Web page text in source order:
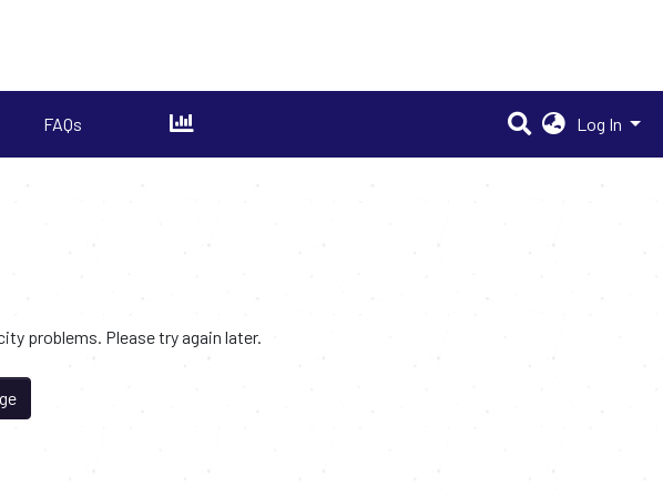
FAQs Log In
problems. Please try again later.